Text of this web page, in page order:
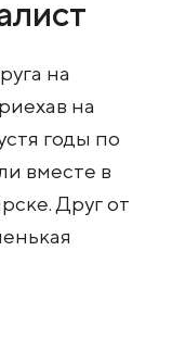
на
на
годы по
вместе в
Друг от